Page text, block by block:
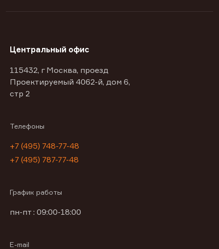
Центральный офис
115432, г Москва, проезд
Проектируемый 4062-й, дом 6,
стр 2
Телефоны
+7 (495) 748-77-48
+7 (495) 787-77-48
График работы
пн-пт : 09:00-18:00
E-mail